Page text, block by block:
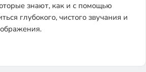
знают, как и с помощью
глубокого, чистого звучания и